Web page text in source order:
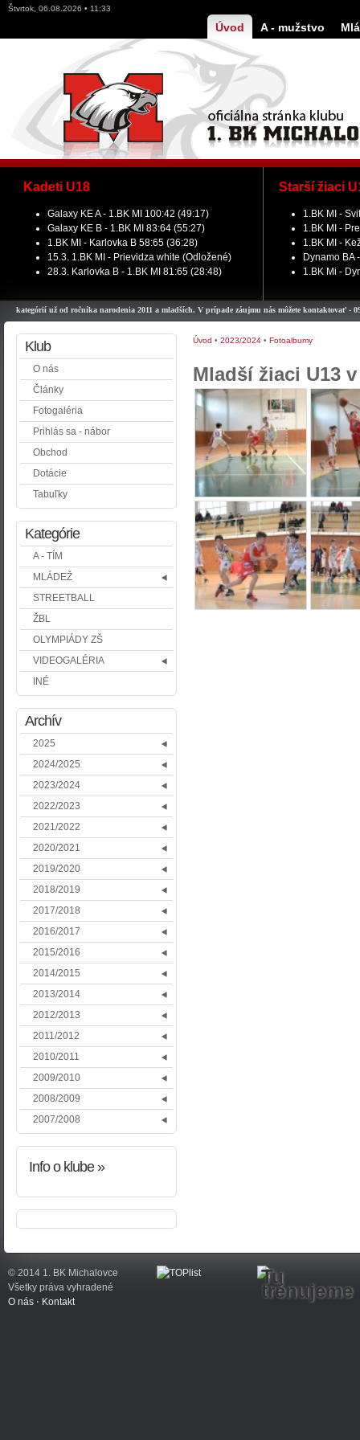
Štvrtok, 06.08.2026 • 11:33
Úvod A - mužstvo
Kadeti U18
Galaxy KE A - 1.BK MI 100:42 (49:17)
Galaxy KE B - 1.BK MI 83:64 (55:27)
1.BK MI - Karlovka B 58:65 (36:28)
15.3. 1.BK MI - Prievidza white (Odložené)
28.3. Karlovka B - 1.BK MI 81:65 (28:48)
Starší žiaci
1.BK MI -
1.BK MI -
1.BK MI -
Dynamo BA
1.BK Mi -
už od ročníka narodenia 2011 a mladších. V prípade záujmu nás môžete kontaktovať - 0948
Klub
O nás
Články
Fotogaléria
Prihlás sa - nábor
Obchod
Dotácie
Tabuľky
Kategórie
A - TÍM
MLÁDEŽ
STREETBALL
ŽBL
OLYMPIÁDY ZŠ
VIDEOGALÉRIA
INÉ
Archív
2025
2024/2025
2023/2024
2022/2023
2021/2022
2020/2021
2019/2020
2018/2019
2017/2018
2016/2017
2015/2016
2014/2015
2013/2014
2012/2013
2011/2012
2010/2011
2009/2010
2008/2009
2007/2008
Infoo klube »
Úvod • 2023/2024 • Fotoalbumy
Mladší žiaci U13
© 2014 1. BK Michalovce
Všetky práva vyhradené
O nás ⋅ Kontakt
Tu
trénujeme